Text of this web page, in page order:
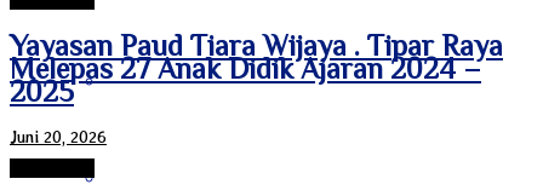
Jambi
Yayasan Paud Tiara Wijaya . Tipar Raya
Melepas 27 Anak Didik Ajaran 2024 –
2025
Juni 20, 2026